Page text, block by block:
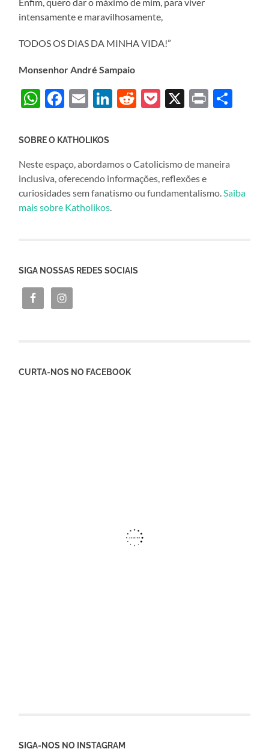
Enfim, quero dar o máximo de mim, para viver
intensamente e maravilhosamente,
TODOS OS DIAS DA MINHA VIDA!”
Monsenhor André Sampaio
WhatsApp
Facebook
EmailLinkedIn
Reddit
Pocket
X Print
SOBRE O KATHOLIKOS
Neste espaço, abordamos o Catolicismo de maneira
inclusiva, oferecendo informações, reflexões e
curiosidades sem fanatismo ou fundamentalismo.Saiba
mais sobre Katholikos.
SIGA NOSSAS REDES SOCIAIS
CURTA-NOS NO FACEBOOK
SIGA-NOS NO INSTAGRAM